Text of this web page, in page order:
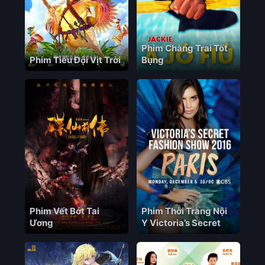
Phim Tiểu Đội Vịt Trời
Phim Chàng Trai Tốt
Bụng
Phim Vết Bớt Tai
Ương
Phim Thời Trang Nội
Y Victoria’s Secret